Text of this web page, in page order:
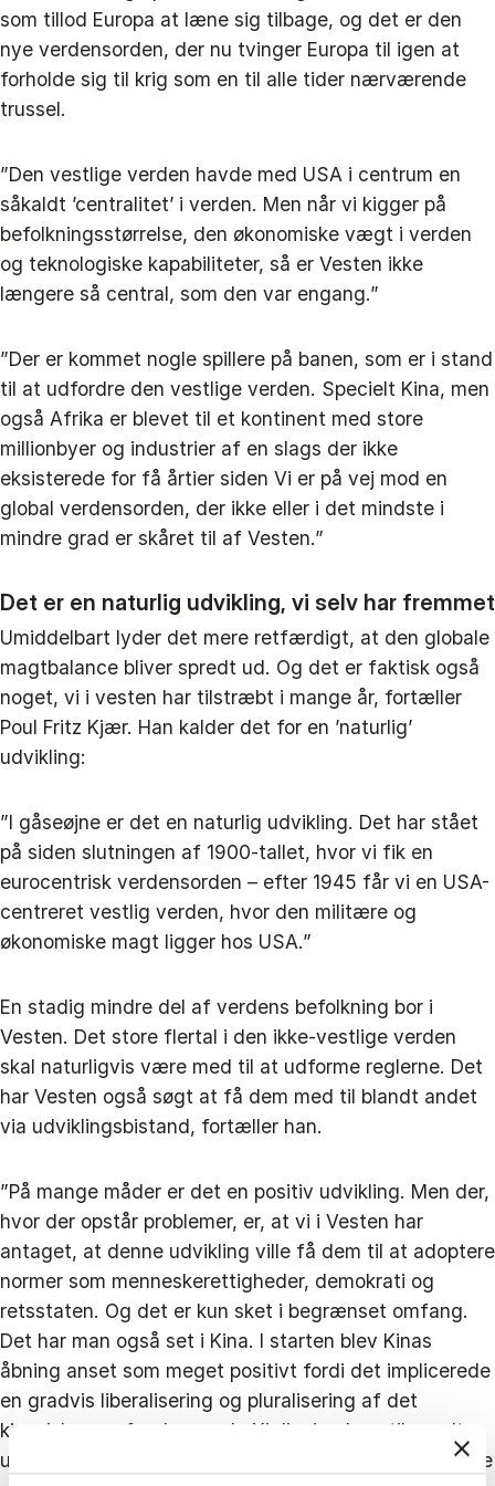
som tillod Europa at læne sig tilbage, og det er den
nye verdensorden, der nu tvinger Europa til igen at
forholde sig til krig som en til alle tider nærværende
trussel.
”Den vestlige verden havde med USA i centrum en
såkaldt ’centralitet’ i verden. Men når vi kigger på
befolkningsstørrelse, den økonomiske vægt i verden
og teknologiske kapabiliteter, så er Vesten ikke
længere så central, som den var engang.”
”Der er kommet nogle spillere på banen, som er i stand
til at udfordre den vestlige verden. Specielt Kina, men
også Afrika er blevet til et kontinent med store
millionbyer og industrier af en slags der ikke
eksisterede for få årtier siden Vi er på vej mod en
global verdensorden, der ikke eller i det mindste i
mindre grad er skåret til af Vesten.”
Det er en naturlig udvikling, vi selv har fremmet
Umiddelbart lyder det mere retfærdigt, at den globale
magtbalance bliver spredt ud. Og det er faktisk også
noget, vi i vesten har tilstræbt i mange år, fortæller
Poul Fritz Kjær. Han kalder det for en ’naturlig’
udvikling:
”I gåseøjne er det en naturlig udvikling. Det har stået
på siden slutningen af 1900-tallet, hvor vi fik en
eurocentrisk verdensorden – efter 1945 får vi en USA-
centreret vestlig verden, hvor den militære og
økonomiske magt ligger hos USA.”
En stadig mindre del af verdens befolkning bor i
Vesten. Det store flertal i den ikke-vestlige verden
skal naturligvis være med til at udforme reglerne. Det
har Vesten også søgt at få dem med til blandt andet
via udviklingsbistand, fortæller han.
”På mange måder er det en positiv udvikling. Men der,
hvor der opstår problemer, er, at vi i Vesten har
antaget, at denne udvikling ville få dem til at adoptere
normer som menneskerettigheder, demokrati og
retsstaten. Og det er kun sket i begrænset omfang.
Det har man også set i Kina. I starten blev Kinas
åbning anset som meget positivt fordi det implicerede
en gradvis liberalisering og pluralisering af det
kinesiske samfund, men da Xi Jinping kom til vendte
udviklingen og Kina bliver mere totalitært. Der er nogle